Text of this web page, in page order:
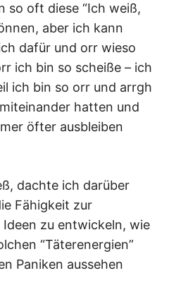
so oft diese “Ich weiß,
aber ich kann
dafür und orr wieso
ich bin so scheiße – ich
ich bin so orr und arrgh
hatten und
öfter ausbleiben
dachte ich darüber
Fähigkeit zur
zu entwickeln, wie
“Täterenergien”
Paniken aussehen